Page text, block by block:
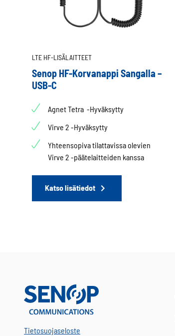
LTE HF-LISÄLAITTEET
Senop HF-Korvanappi Sangalla –
USB-C
Agnet Tetra -Hyväksytty
Virve 2 -Hyväksytty
Yhteensopiva tilattavissa olevien
Virve 2 -päätelaitteiden kanssa
Katso lisätiedot
Tietosuojaseloste